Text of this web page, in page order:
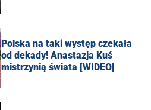
Polska na taki występ czekała
od dekady! Anastazja Kuś
mistrzynią świata [WIDEO]